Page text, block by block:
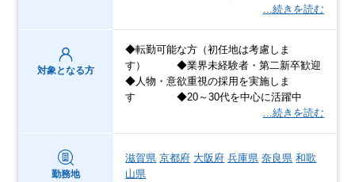
…続きを読む
対象となる方
◆転勤可能な方（初任地は考慮しま
す） ◆業界未経験者・第二新卒歓迎
◆人物・意欲重視の採用を実施しま
す ◆20～30代を中心に活躍中
…続きを読む
勤務地
滋賀県 京都府 大阪府 兵庫県 奈良県 和歌
山県